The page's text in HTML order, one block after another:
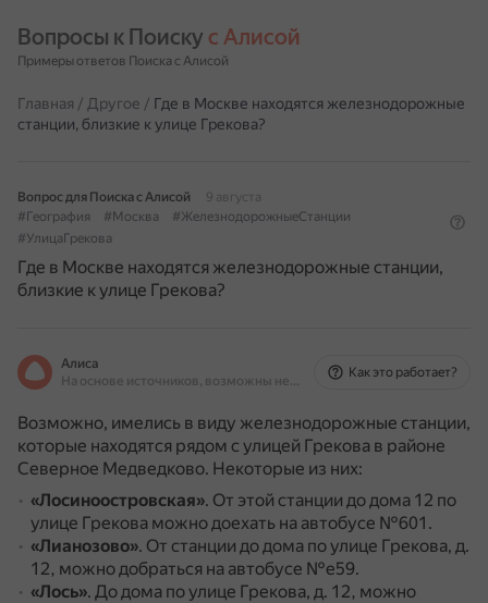
Вопросы к Поиску с Алисой
Примеры ответов Поиска с Алисой
Главная / Другое / Где в Москве находятся железнодорожные
станции, близкие к улице Грекова?
Вопрос для Поиска с Алисой
9 августа
#География
#Москва
#ЖелезнодорожныеСтанции
#УлицаГрекова
Где в Москве находятся железнодорожные станции,
близкие к улице Грекова?
Алиса
На основе источников, возможны неточности
Как это работает?
Возможно, имелись в виду железнодорожные станции,
которые находятся рядом с улицей Грекова в районе
Северное Медведково. Некоторые из них:
«Лосиноостровская». От этой станции до дома 12 по
улице Грекова можно доехать на автобусе №601.
«Лианозово». От станции до дома по улице Грекова, д.
12, можно добраться на автобусе №е59.
«Лось». До дома по улице Грекова, д. 12, можно